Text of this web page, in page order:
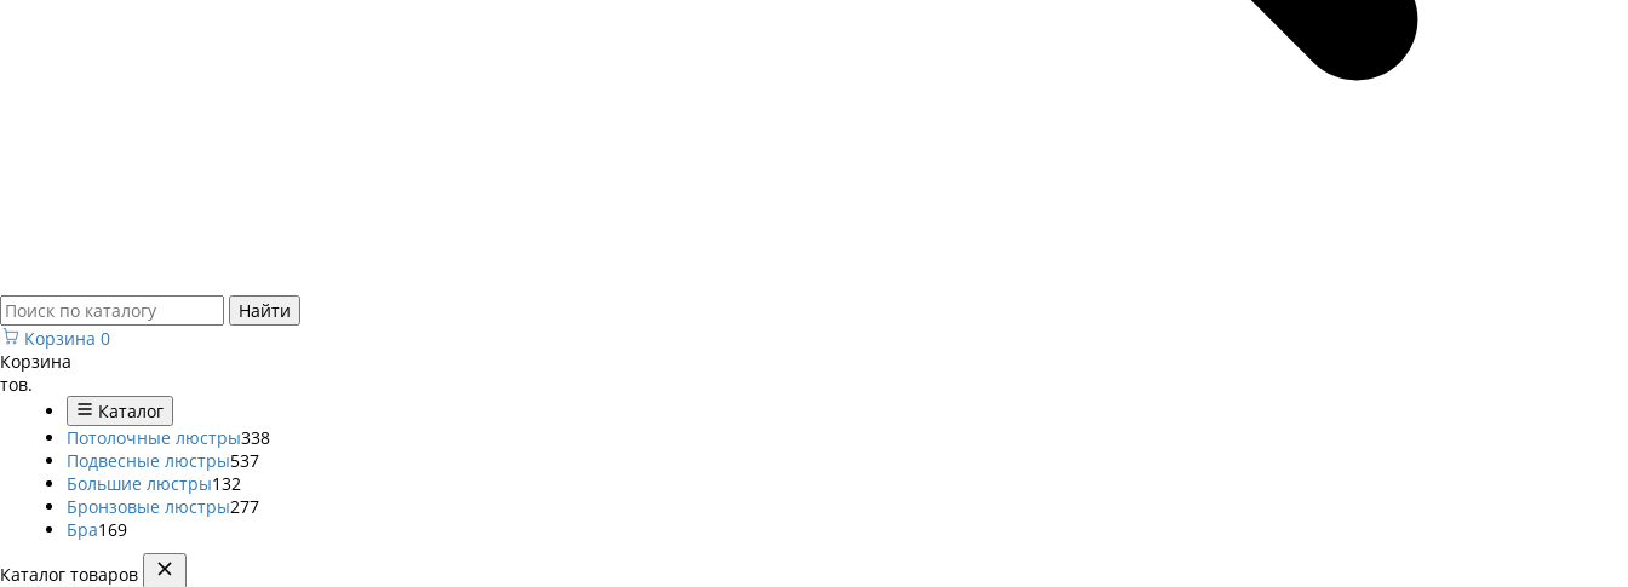
Найти
Корзина 0
Корзина
тов.
Каталог
Потолочные люстры338
Подвесные люстры537
Большие люстры132
Бронзовые люстры277
Бра169
Каталог товаров